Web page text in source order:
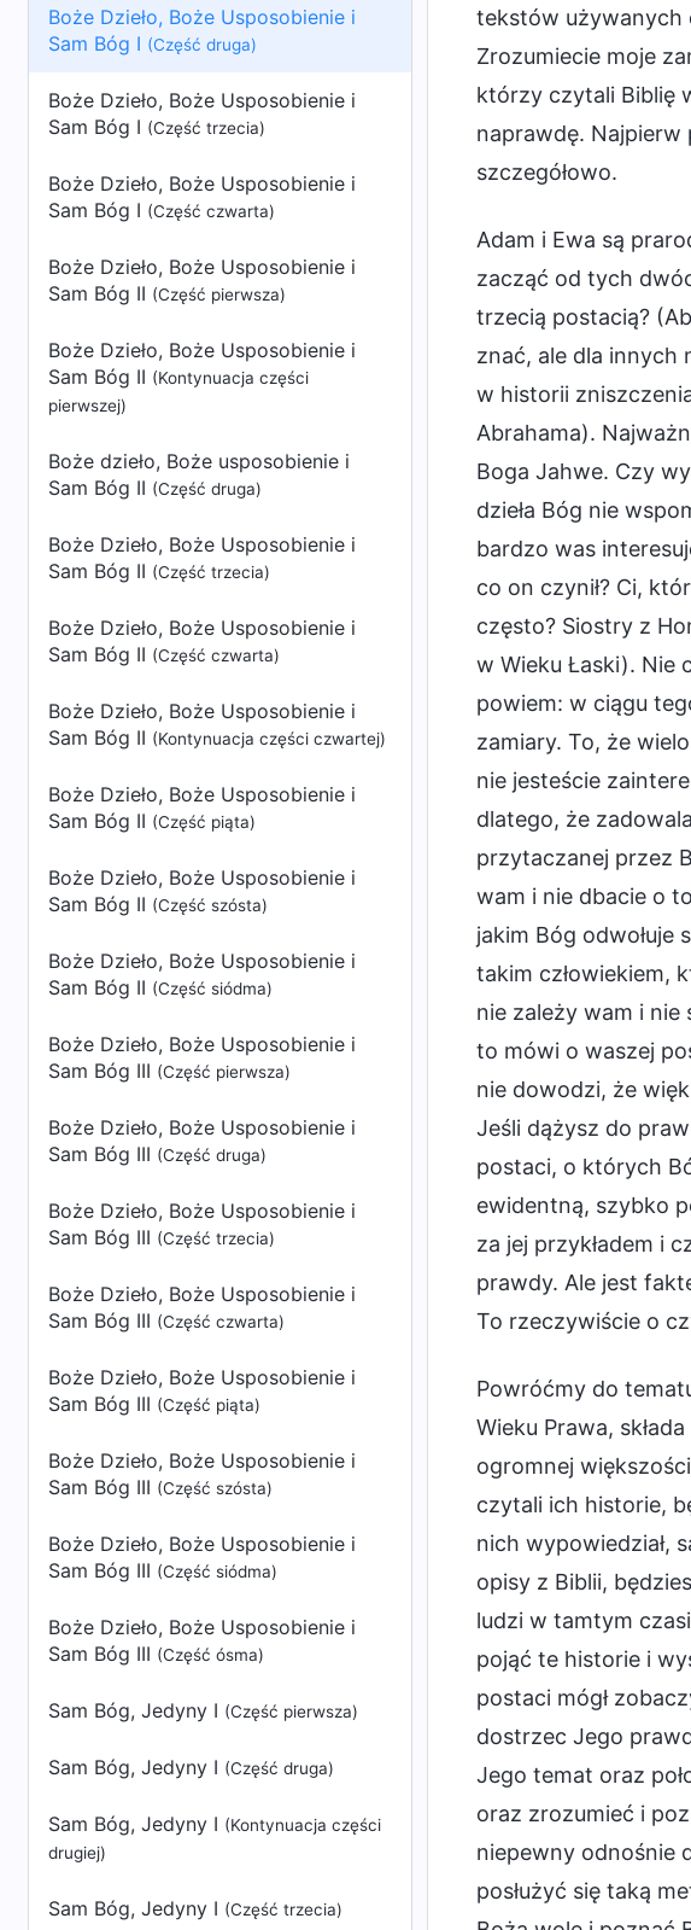
Boże Dzieło, Boże Usposobienie i
Sam Bóg I (Część druga)
Boże Dzieło, Boże Usposobienie i
Sam Bóg I (Część trzecia)
Boże Dzieło, Boże Usposobienie i
Sam Bóg I (Część czwarta)
Boże Dzieło, Boże Usposobienie i
Sam Bóg II (Część pierwsza)
Boże Dzieło, Boże Usposobienie i
Sam Bóg II (Kontynuacja części
pierwszej)
Boże dzieło, Boże usposobienie i
Sam Bóg II (Część druga)
Boże Dzieło, Boże Usposobienie i
Sam Bóg II (Część trzecia)
Boże Dzieło, Boże Usposobienie i
Sam Bóg II (Część czwarta)
Boże Dzieło, Boże Usposobienie i
Sam Bóg II (Kontynuacja części czwartej)
Boże Dzieło, Boże Usposobienie i
Sam Bóg II (Część piąta)
Boże Dzieło, Boże Usposobienie i
Sam Bóg II (Część szósta)
Boże Dzieło, Boże Usposobienie i
Sam Bóg II (Część siódma)
Boże Dzieło, Boże Usposobienie i
Sam Bóg III (Część pierwsza)
Boże Dzieło, Boże Usposobienie i
Sam Bóg III (Część druga)
Boże Dzieło, Boże Usposobienie i
Sam Bóg III (Część trzecia)
Boże Dzieło, Boże Usposobienie i
Sam Bóg III (Część czwarta)
Boże Dzieło, Boże Usposobienie i
Sam Bóg III (Część piąta)
Boże Dzieło, Boże Usposobienie i
Sam Bóg III (Część szósta)
Boże Dzieło, Boże Usposobienie i
Sam Bóg III (Część siódma)
Boże Dzieło, Boże Usposobienie i
Sam Bóg III (Część ósma)
Sam Bóg, Jedyny I (Część pierwsza)
Sam Bóg, Jedyny I (Część druga)
Sam Bóg, Jedyny I (Kontynuacja części
drugiej)
Sam Bóg, Jedyny I (Część trzecia)
tekstów używanych
Zrozumiecie moje
którzy czytali Biblię
naprawdę. Najpierw
szczegółowo.
Adam i Ewa są
zacząć od tych
trzecią postacią?
znać, ale dla innych
w historii
Abrahama).
Boga Jahwe. Czy
dzieła Bóg nie
bardzo was
co on czynił? Ci,
często? Siostry z
w Wieku Łaski). Nie
powiem: w ciągu
zamiary. To, że
nie jesteście
dlatego, że
przytaczanej przez
wam i nie dbacie o
jakim Bóg odwołuje
takim człowiekiem,
nie zależy wam i
to mówi o waszej
nie dowodzi, że
Jeśli dążysz do
postaci, o których
ewidentną, szybko
za jej przykładem i
prawdy. Ale jest
To rzeczywiście o
Powróćmy do
Wieku Prawa,
ogromnej
czytali ich historie,
nich wypowiedział,
opisy z Biblii,
ludzi w tamtym
pojąć te historie i
postaci mógł
dostrzec Jego
Jego temat oraz
oraz zrozumieć i
niepewny odnośnie
posłużyć się taką